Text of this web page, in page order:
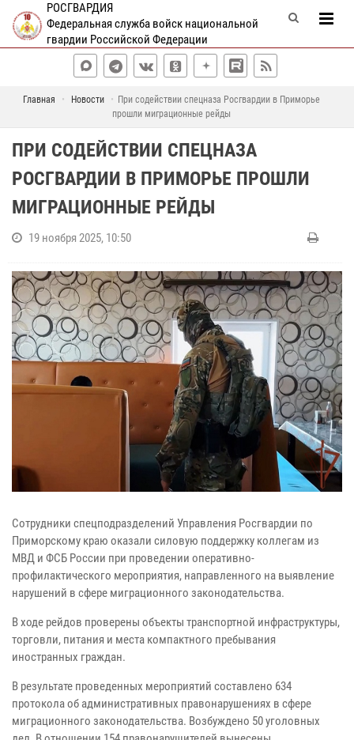
РОСГВАРДИЯ
Федеральная служба войск национальной
гвардии Российской Федерации
Главная Новости
При содействии спецназа Росгвардии в Приморье
прошли миграционные рейды
ПРИ СОДЕЙСТВИИ СПЕЦНАЗА
РОСГВАРДИИ В ПРИМОРЬЕ ПРОШЛИ
МИГРАЦИОННЫЕ РЕЙДЫ
19 ноября 2025, 10:50
Сотрудники спецподразделений Управления Росгвардии по
Приморскому краю оказали силовую поддержку коллегам из
МВД и ФСБ России при проведении оперативно-
профилактического мероприятия, направленного на выявление
нарушений в сфере миграционного законодательства.
В ходе рейдов проверены объекты транспортной инфраструктуры,
торговли, питания и места компактного пребывания
иностранных граждан.
В результате проведенных мероприятий составлено 634
протокола об административных правонарушениях в сфере
миграционного законодательства. Возбуждено 50 уголовных